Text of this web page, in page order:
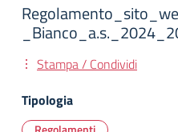
Stampa / Condividi
Tipologia